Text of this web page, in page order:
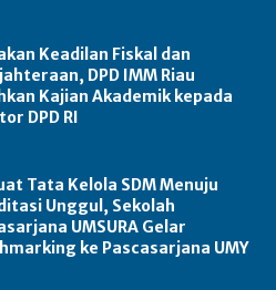
Keadilan Fiskal dan
DPD IMM Riau
Kajian Akademik kepada
DPD RI
Tata Kelola SDM Menuju
Unggul, Sekolah
UMSURA Gelar
ke Pascasarjana UMY